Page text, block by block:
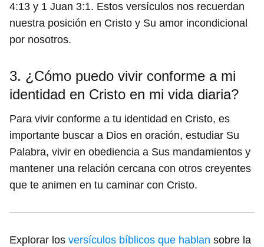
4:13 y 1 Juan 3:1. Estos versículos nos recuerdan
nuestra posición en Cristo y Su amor incondicional
por nosotros.
3. ¿Cómo puedo vivir conforme a mi
identidad en Cristo en mi vida diaria?
Para vivir conforme a tu identidad en Cristo, es
importante buscar a Dios en oración, estudiar Su
Palabra, vivir en obediencia a Sus mandamientos y
mantener una relación cercana con otros creyentes
que te animen en tu caminar con Cristo.
Explorar los versículos bíblicos que hablan sobre la